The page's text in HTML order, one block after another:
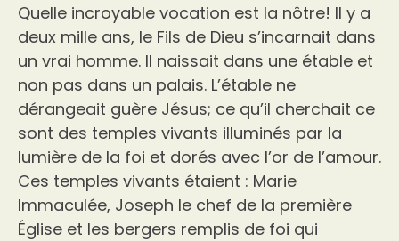
Quelle incroyable vocation est la nôtre! Il y a
deux mille ans, le Fils de Dieu s’incarnait dans
un vrai homme. Il naissait dans une étable et
non pas dans un palais. L’étable ne
dérangeait guère Jésus; ce qu’il cherchait ce
sont des temples vivants illuminés par la
lumière de la foi et dorés avec l’or de l’amour.
Ces temples vivants étaient : Marie
Immaculée, Joseph le chef de la première
Église et les bergers remplis de foi qui